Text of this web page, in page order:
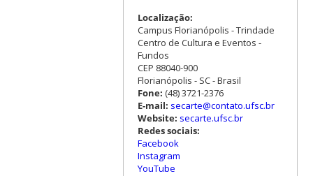
Localização:
Campus Florianópolis - Trindade
Centro de Cultura e Eventos -
Fundos
CEP 88040-900
Florianópolis - SC - Brasil
Fone: (48) 3721-2376
E-mail: secarte@contato.ufsc.br
Website: secarte.ufsc.br
Redes sociais:
Facebook
Instagram
YouTube